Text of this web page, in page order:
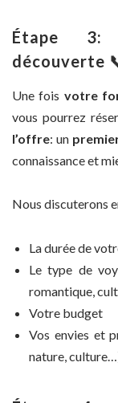
Étape
découverte
Une fois votre
vous pourrez
l’offre: un
connaissance et
Nous discuterons
La durée de
Le type de
romantique,
Votre budget
Vos envies et
nature,